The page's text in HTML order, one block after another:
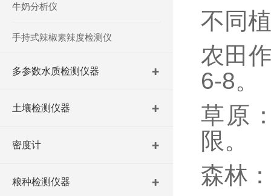
不同
农田
6-8。
草原
限。
森林：
牛奶分析仪
手持式辣椒素辣度检测仪
多参数水质检测仪器
土壤检测仪器
密度计
粮种检测仪器